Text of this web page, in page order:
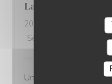
Laurent
2024-02-05
- 19:45 -
Service
Ambiance:
Un bistrot traditionnel,